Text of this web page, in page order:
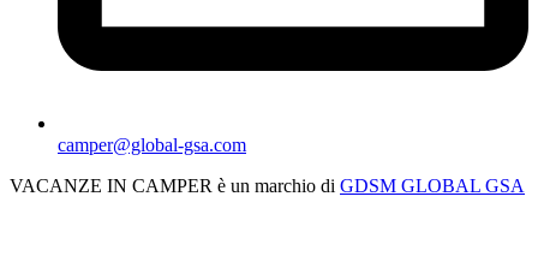
camper@global-gsa.com
VACANZE IN CAMPER è un marchio di GDSM GLOBAL GSA